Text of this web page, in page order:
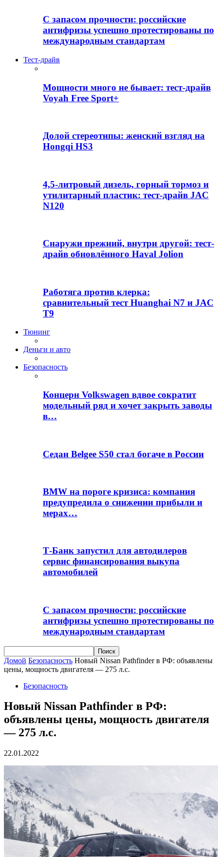
С запасом прочности: российские
антифризы успешно протестированы по
международным стандартам
Тест-драйв
Мощности много не бывает: тест-драйв
Voyah Free Sport+
Долой стереотипы: женский взгляд на
Hongqi HS3
4,5-литровый дизель, горный тормоз и
утилитарный пластик: тест-драйв JAC
N120
Снаружи прежний, внутри другой: тест-
драйв обновлённого Haval Jolion
Работяга против клерка:
сравнительный тест Huanghai N7 и JAC
T9
Тюнинг
Деньги и авто
Безопасность
Концерн Volkswagen вдвое сократит
модельный ряд и хочет закрыть заводы
в…
Седан Belgee S50 стал богаче в России
BMW на пороге кризиса: компания
предупредила о снижении прибыли и
мерах…
Т-Банк запустил для автодилеров
сервис финансирования выкупа
автомобилей
С запасом прочности: российские
антифризы успешно протестированы по
международным стандартам
Домой Безопасность Новый Nissan Pathfinder в РФ: объявлены
цены, мощность двигателя — 275 л.с.
Безопасность
Новый Nissan Pathfinder в РФ:
объявлены цены, мощность двигателя
— 275 л.с.
22.01.2022